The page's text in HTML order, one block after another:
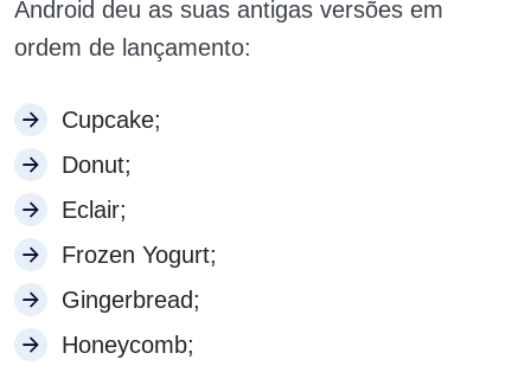
Android deu as suas antigas versões em
ordem de lançamento:
Cupcake;
Donut;
Eclair;
Frozen Yogurt;
Gingerbread;
Honeycomb;